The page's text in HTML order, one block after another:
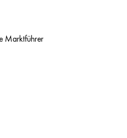
Marktführer